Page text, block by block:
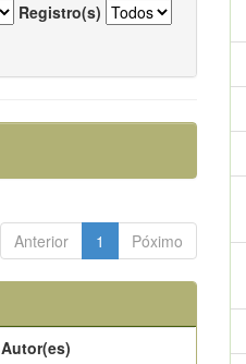
Registro(s)
Anterior 1 Póximo
Autor(es)